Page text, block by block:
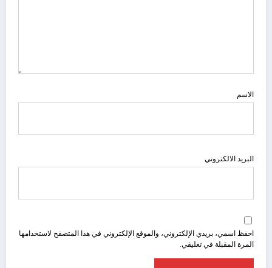
الاسم
البريد الالكتروني
احفظ اسمي، بريدي الإلكتروني، والموقع الإلكتروني في هذا المتصفح لاستخدامها
المرة المقبلة في تعليقي.